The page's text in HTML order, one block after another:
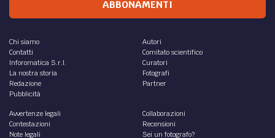
ABBONAMENTI
Chi siamo
Contatti
Inforomatica S.r.l.
La nostra storia
Redazione
Pubblicità
Autori
Comitato scientifico
Curatori
Fotografi
Partner
Avvertenze legali
Contestazioni
Note legali
Collaborazioni
Recensioni
Sei un fotografo?